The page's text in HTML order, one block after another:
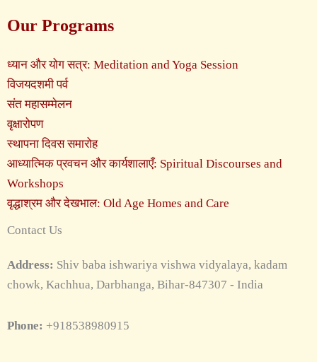
Our Programs
ध्यान और योग सत्र: Meditation and Yoga Session
विजयदशमी पर्व
संत महासम्मेलन
वृक्षारोपण
स्थापना दिवस समारोह
आध्यात्मिक प्रवचन और कार्यशालाएँ: Spiritual Discourses and
Workshops
वृद्धाश्रम और देखभाल: Old Age Homes and Care
Contact Us
Address: Shiv baba ishwariya vishwa vidyalaya, kadam
chowk, Kachhua, Darbhanga, Bihar-847307 - India
Phone: +918538980915